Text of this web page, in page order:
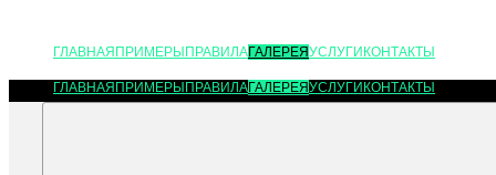
ГЛАВНАЯ ПРИМЕРЫ ПРАВИЛАГАЛЕРЕЯУСЛУГИ КОНТАКТЫ
ГЛАВНАЯ ПРИМЕРЫ ПРАВИЛАГАЛЕРЕЯУСЛУГИ КОНТАКТЫ